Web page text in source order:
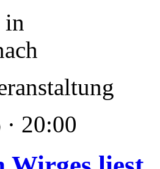
20:00